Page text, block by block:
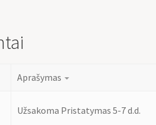
Aprašymas
Užsakoma Pristatymas 5-7 d.d.